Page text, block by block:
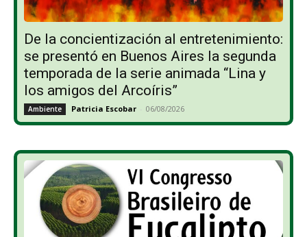
De la concientización al entretenimiento:
se presentó en Buenos Aires la segunda
temporada de la serie animada “Lina y
los amigos del Arcoíris”
Ambiente Patricia Escobar - 06/08/2026